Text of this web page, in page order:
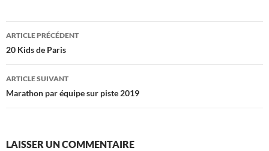
Navigation
des
articles
ARTICLE PRÉCÉDENT
20 Kids de Paris
ARTICLE SUIVANT
Marathon par équipe sur piste 2019
LAISSER UN COMMENTAIRE